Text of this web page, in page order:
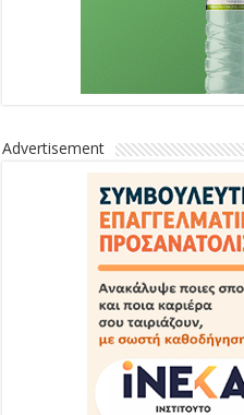
Advertisement